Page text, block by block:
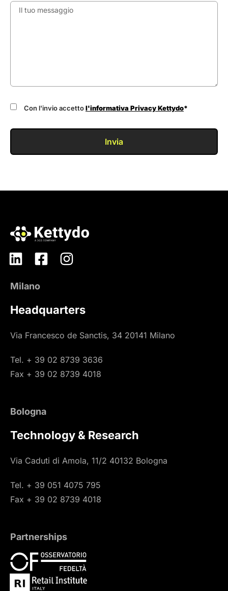
Con l'invio accettol'informativa Privacy Kettydo*
Invia
Milano
Headquarters
Via Francesco de Sanctis, 34 20141 Milano
Tel. + 39 02 8739 3636
Fax + 39 02 8739 4018
Bologna
Technology & Research
Via Caduti di Amola, 11/2 40132 Bologna
Tel. + 39 051 4075 795
Fax + 39 02 8739 4018
Partnerships